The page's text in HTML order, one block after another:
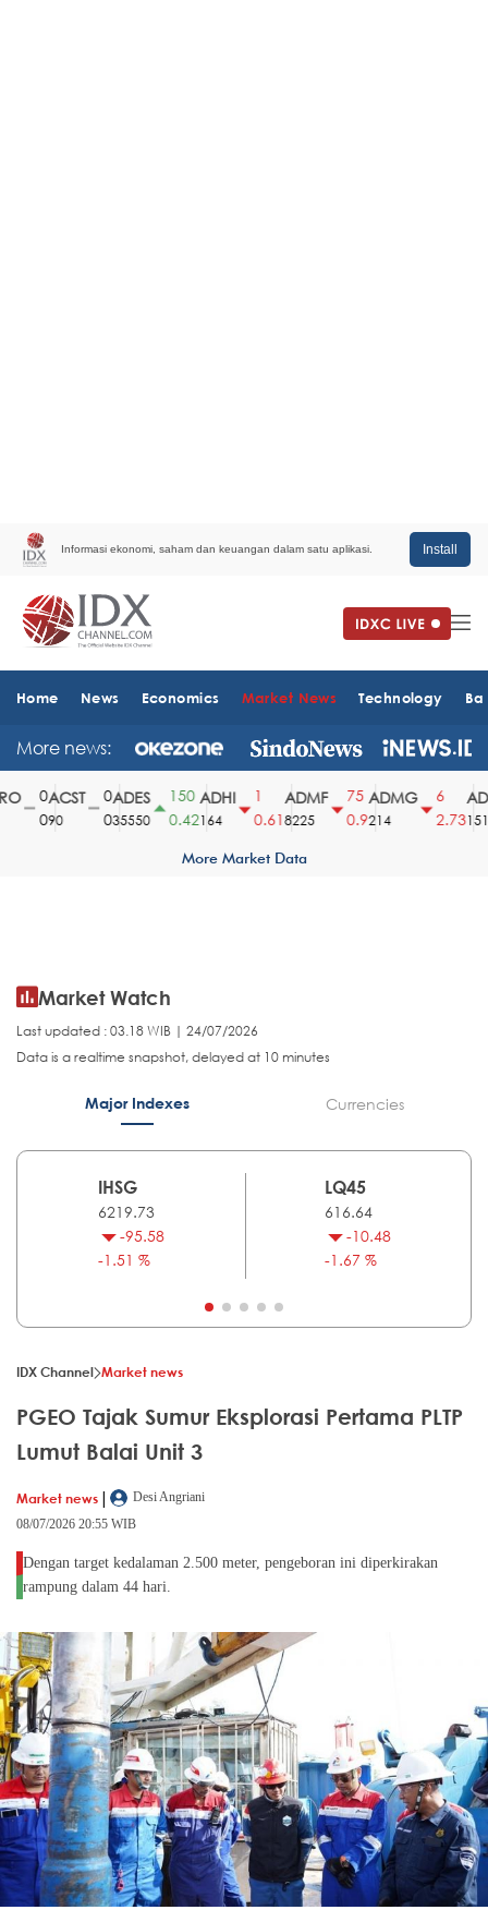
Informasi ekonomi, saham dan keuangan dalam satu aplikasi. Install
Home News Economics Market News Technology
More news:
ACST
90
ADES
35550
150
0.42
ADHI
164
0.61
ADMF
8225
75
0.9
ADMG
214
2.731510
More Market Data
Market Watch
Last updated : 03.18 WIB | 24/07/2026
Data is a realtime snapshot, delayed at 10 minutes
Major Indexes Currencies
IHSG
6219.73
-95.58
-1.51 %
LQ45
616.64
-10.48
-1.67 %
IDX Channel Market news
PGEO Tajak Sumur Eksplorasi Pertama PLTP
Lumut Balai Unit 3
Market news |
Desi Angriani
08/07/2026 20:55 WIB
Dengan target kedalaman 2.500 meter, pengeboran ini diperkirakan
rampung dalam 44 hari.